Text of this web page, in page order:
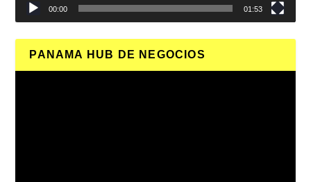
00:00 01:53
PANAMA HUB DE NEGOCIOS